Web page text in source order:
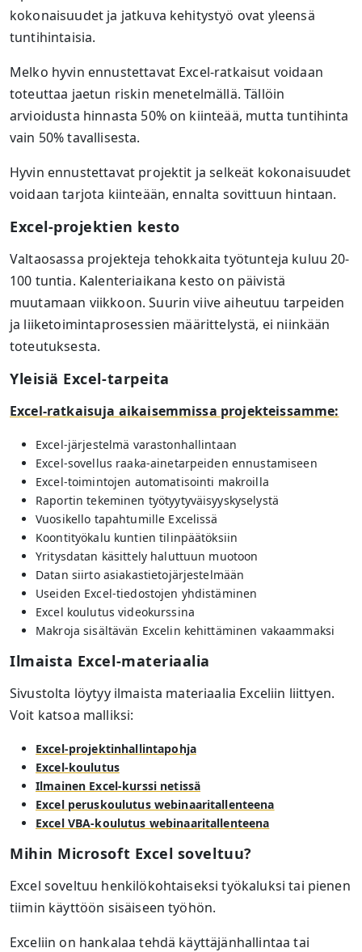
kokonaisuudet ja jatkuva kehitystyö ovat yleensä
tuntihintaisia.
Melko hyvin ennustettavat Excel-ratkaisut voidaan
toteuttaa jaetun riskin menetelmällä. Tällöin
arvioidusta hinnasta 50% on kiinteää, mutta tuntihinta
vain 50% tavallisesta.
Hyvin ennustettavat projektit ja selkeät kokonaisuudet
voidaan tarjota kiinteään, ennalta sovittuun hintaan.
Excel-projektien kesto
Valtaosassa projekteja tehokkaita työtunteja kuluu 20-
100 tuntia. Kalenteriaikana kesto on päivistä
muutamaan viikkoon. Suurin viive aiheutuu tarpeiden
ja liiketoimintaprosessien määrittelystä, ei niinkään
toteutuksesta.
Yleisiä Excel-tarpeita
Excel-ratkaisuja aikaisemmissa projekteissamme:
Excel-järjestelmä varastonhallintaan
Excel-sovellus raaka-ainetarpeiden ennustamiseen
Excel-toimintojen automatisointi makroilla
Raportin tekeminen työtyytyväisyyskyselystä
Vuosikello tapahtumille Excelissä
Koontityökalu kuntien tilinpäätöksiin
Yritysdatan käsittely haluttuun muotoon
Datan siirto asiakastietojärjestelmään
Useiden Excel-tiedostojen yhdistäminen
Excel koulutus videokurssina
Makroja sisältävän Excelin kehittäminen vakaammaksi
Ilmaista Excel-materiaalia
Sivustolta löytyy ilmaista materiaalia Exceliin liittyen.
Voit katsoa malliksi:
Excel-projektinhallintapohja
Excel-koulutus
Ilmainen Excel-kurssi netissä
Excel peruskoulutus webinaaritallenteena
Excel VBA-koulutus webinaaritallenteena
Mihin Microsoft Excel soveltuu?
Excel soveltuu henkilökohtaiseksi työkaluksi tai pienen
tiimin käyttöön sisäiseen työhön.
Exceliin on hankalaa tehdä käyttäjänhallintaa tai